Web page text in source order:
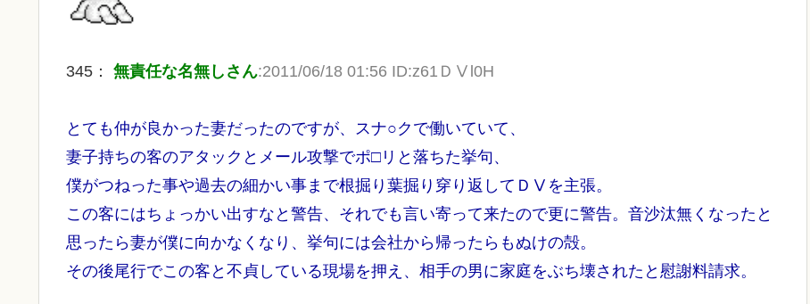
345： 無責任な名無しさん:2011/06/18 01:56 ID:z61ＤⅤl0H
とても仲が良かった妻だったのですが、スナ○クで働いていて、
妻子持ちの客のアタックとメール攻撃でポ□リと落ちた挙句、
僕がつねった事や過去の細かい事まで根掘り葉掘り穿り返してＤⅤを主張。
この客にはちょっかい出すなと警告、それでも言い寄って来たので更に警告。音沙汰無くなったと
思ったら妻が僕に向かなくなり、挙句には会社から帰ったらもぬけの殻。
その後尾行でこの客と不貞している現場を押え、相手の男に家庭をぶち壊されたと慰謝料請求。